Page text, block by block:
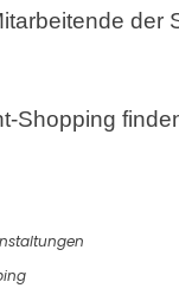
der
Shopping